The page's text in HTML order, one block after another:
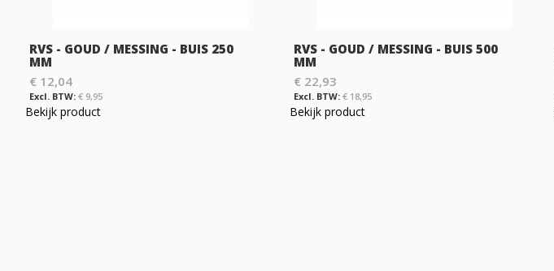
RVS - GOUD / MESSING - BUIS 250
MM
€ 12,04
€ 9,95
Bekijk product
RVS - GOUD / MESSING - BUIS 500
MM
€ 22,93
€ 18,95
Bekijk product